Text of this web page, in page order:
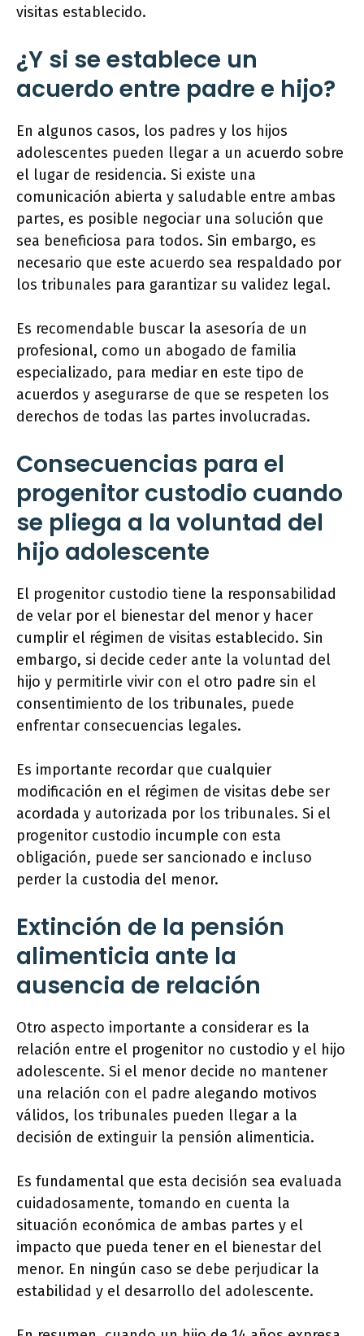
visitas establecido.
¿Y si se establece un
acuerdo entre padre e hijo?
En algunos casos, los padres y los hijos
adolescentes pueden llegar a un acuerdo sobre
el lugar de residencia. Si existe una
comunicación abierta y saludable entre ambas
partes, es posible negociar una solución que
sea beneficiosa para todos. Sin embargo, es
necesario que este acuerdo sea respaldado por
los tribunales para garantizar su validez legal.
Es recomendable buscar la asesoría de un
profesional, como un abogado de familia
especializado, para mediar en este tipo de
acuerdos y asegurarse de que se respeten los
derechos de todas las partes involucradas.
Consecuencias para el
progenitor custodio cuando
se pliega a la voluntad del
hijo adolescente
El progenitor custodio tiene la responsabilidad
de velar por el bienestar del menor y hacer
cumplir el régimen de visitas establecido. Sin
embargo, si decide ceder ante la voluntad del
hijo y permitirle vivir con el otro padre sin el
consentimiento de los tribunales, puede
enfrentar consecuencias legales.
Es importante recordar que cualquier
modificación en el régimen de visitas debe ser
acordada y autorizada por los tribunales. Si el
progenitor custodio incumple con esta
obligación, puede ser sancionado e incluso
perder la custodia del menor.
Extinción de la pensión
alimenticia ante la
ausencia de relación
Otro aspecto importante a considerar es la
relación entre el progenitor no custodio y el hijo
adolescente. Si el menor decide no mantener
una relación con el padre alegando motivos
válidos, los tribunales pueden llegar a la
decisión de extinguir la pensión alimenticia.
Es fundamental que esta decisión sea evaluada
cuidadosamente, tomando en cuenta la
situación económica de ambas partes y el
impacto que pueda tener en el bienestar del
menor. En ningún caso se debe perjudicar la
estabilidad y el desarrollo del adolescente.